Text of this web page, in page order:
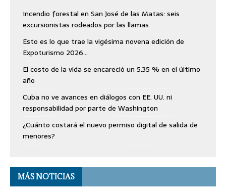
Incendio forestal en San José de las Matas: seis
excursionistas rodeados por las llamas
Esto es lo que trae la vigésima novena edición de
Expoturismo 2026…
El costo de la vida se encareció un 5.35 % en el último
año
Cuba no ve avances en diálogos con EE. UU. ni
responsabilidad por parte de Washington
¿Cuánto costará el nuevo permiso digital de salida de
menores?
MÁS NOTICIAS